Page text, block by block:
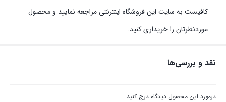
کافیست به سایت این فروشگاه اینترنتی مراجعه نمایید و محصول
موردنظرتان را خریداری کنید.
نقد و بررسی‌ها
درمورد این محصول دیدگاه درج کنید.